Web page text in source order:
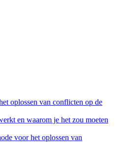
oplossen van conflicten op de
en waarom je het zou moeten
voor het oplossen van